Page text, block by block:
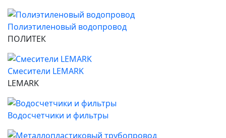
Полиэтиленовый водопровод
ПОЛИТЕК
Смесители LEMARK
LEMARK
Водосчетчики и фильтры